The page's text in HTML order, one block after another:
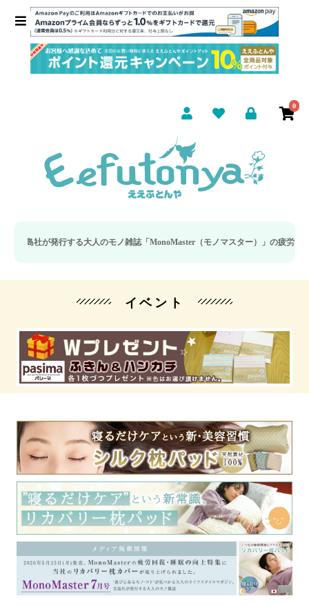
0
発行する大人のモノ雑誌「MonoMaster（モノマスター）」の疲労回復・睡眠
イベント